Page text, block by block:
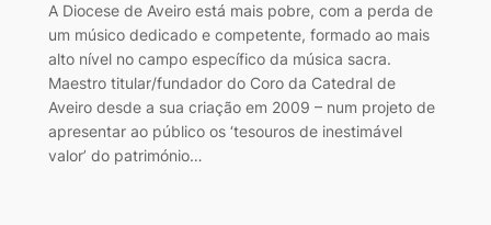
A Diocese de Aveiro está mais pobre, com a perda de
um músico dedicado e competente, formado ao mais
alto nível no campo específico da música sacra.
Maestro titular/fundador do Coro da Catedral de
Aveiro desde a sua criação em 2009 – num projeto de
apresentar ao público os ‘tesouros de inestimável
valor’ do património…